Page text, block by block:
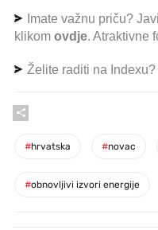
Imate važnu priču?
klikom ovdje. Atraktivne
Želite raditi na
#hrvatska #novac
#obnovljivi izvori energije